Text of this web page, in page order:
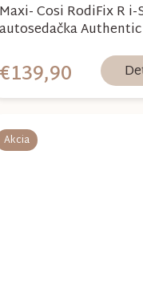
Maxi- Cosi RodiFix R i-
autosedačka
€139,90
Akcia